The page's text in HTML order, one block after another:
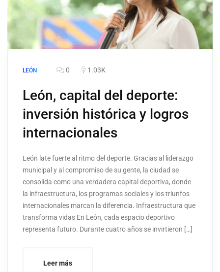
LEÓN 0 1.03K
León, capital del deporte:
inversión histórica y logros
internacionales
León late fuerte al ritmo del deporte. Gracias al liderazgo
municipal y al compromiso de su gente, la ciudad se
consolida como una verdadera capital deportiva, donde
la infraestructura, los programas sociales y los triunfos
internacionales marcan la diferencia. Infraestructura que
transforma vidas En León, cada espacio deportivo
representa futuro. Durante cuatro años se invirtieron […]
Leer más